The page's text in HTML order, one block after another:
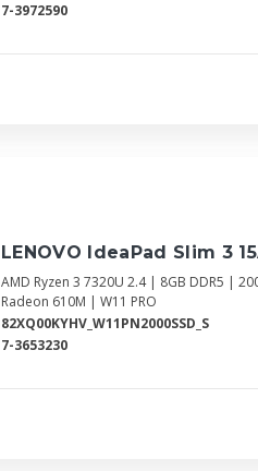
7-3972590
LENOVO IdeaPad Slim 3
AMD Ryzen 3 7320U 2.4 | 8GB DDR5 |
Radeon 610M | W11 PRO
82XQ00KYHV_W11PN2000SSD_S
7-3653230